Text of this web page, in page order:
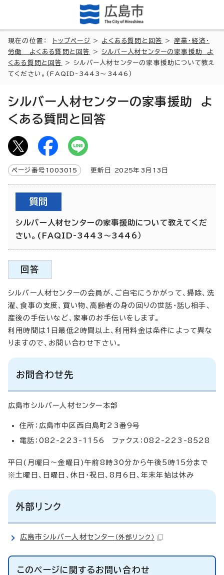
現在の位置： トップページ > よくある質問と回答 > 産業・経済・
労働 よくある質問と回答
>シルバー人材センターの家事援助 よ
くある質問と回答
> シルバー人材センターの家事援助について教え
てください。(FAQID-3443～3446）
シルバー人材センターの家事援助 よ
くある質問と回答
ページ番号 1003015 更新日 2025年3月 13 日
質問
シルバー人材センターの家事援助について教えてくだ
さい。(FAQID-3443～3446）
回答
シルバー人材センターの会員が、ご自宅にうかがって、掃除、洗
濯、食事の支度、買い物、高齢者の身の回りの世話・話し相手、
産後の手伝いなど、家事のお手伝いをします。
利用時間は1日最低2時間以上、利用料金は条件によって異な
りますので、お問い合わせ下さい。
お問合わせ先
広島市シルバー人材センター本部
住所：広島市中区西白島町23番9号
電話：082-223-1156 ファクス：082-223-8528
平日(月曜日～金曜日)午前8時30分から午後5時15分まで
※土曜日、日曜日、休日・祝日、8月6日、年末年始は休み
外部リンク
広島市シルバー人材センター （外部リンク）
このページに関するお問い合わせ